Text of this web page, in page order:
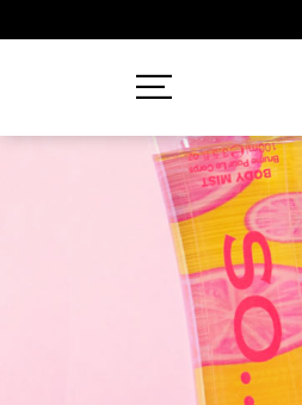
Recherches populaires
Mascara
Palette
Solaire
Brumes